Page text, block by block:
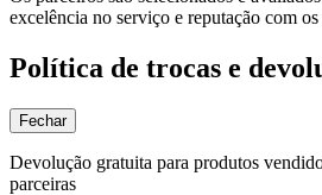
excelência no serviço e reputação com
Política de trocas e
Fechar
Devolução gratuita para produtos
parceiras